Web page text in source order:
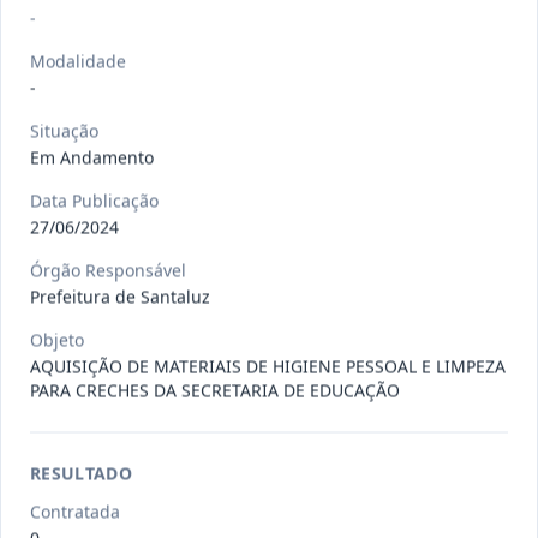
027/2026
Pregão
Situação:
Em Andamento
Data:13/07/2026
025/2026
Pregão
Eletrônico
CONTRATAÇÃO DE EMPRESA PARA
LOCAÇÃO...
-
Modalidade
-
Situação
Em Andamento
Data Publicação
27/06/2024
Órgão Responsável
Prefeitura de Santaluz
Objeto
AQUISIÇÃO DE MATERIAIS DE HIGIENE PESSOAL E LIMPEZA
PARA CRECHES DA SECRETARIA DE EDUCAÇÃO
RESULTADO
Contratada